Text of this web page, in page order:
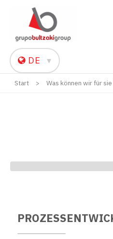
DE ▾
Start Was können wir für sie